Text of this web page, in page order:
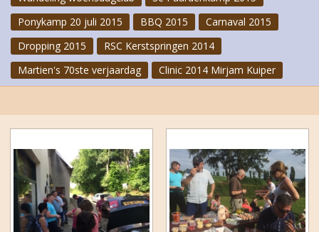
Ponykamp 20 juli 2015
BBQ 2015
Carnaval 2015
Dropping 2015
RSC Kerstspringen 2014
Martien's 70ste verjaardag
Clinic 2014 Mirjam Kuiper